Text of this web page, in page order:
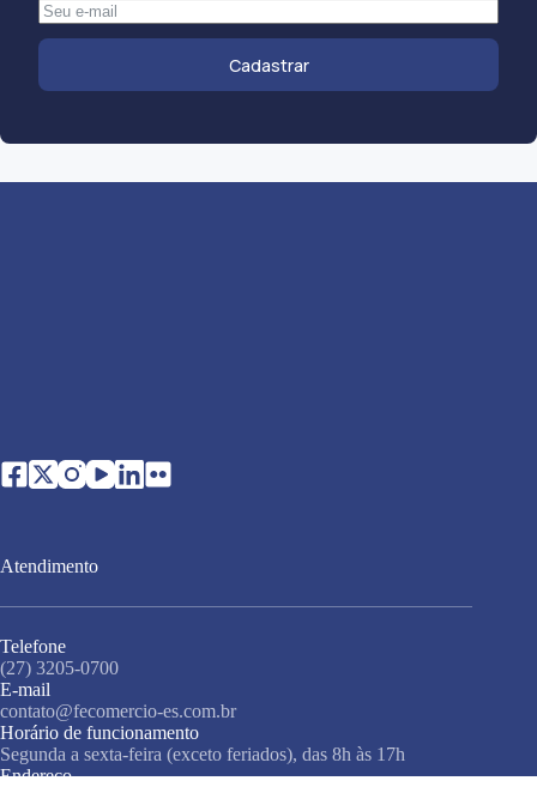
Cadastrar
Atendimento
Telefone
(27) 3205-0700
E-mail
contato@fecomercio-es.com.br
Horário de funcionamento
Segunda a sexta-feira (exceto feriados), das 8h às 17h
Endereço